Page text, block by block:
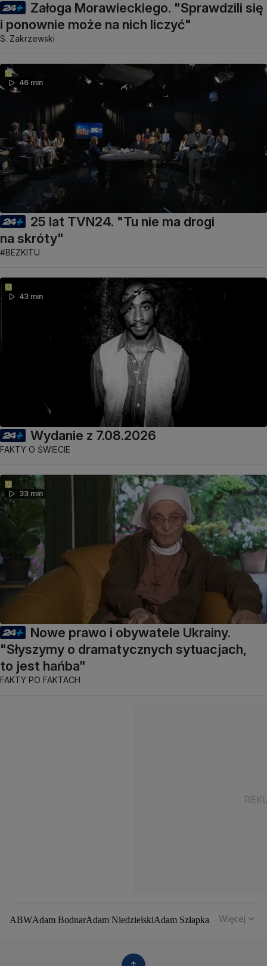
Załoga Morawieckiego. "Sprawdzili się
i ponownie może na nich liczyć"
S. Zakrzewski
46 min
25 lat TVN24. "Tu nie ma drogi
na skróty"
#BEZKITU
43 min
Wydanie z 7.08.2026
FAKTY O ŚWIECIE
33 min
Nowe prawo i obywatele Ukrainy.
"Słyszymy o dramatycznych sytuacjach,
to jest hańba"
FAKTY PO FAKTACH
ABWAdam BodnarAdam NiedzielskiAdam Szłapka
Aleksander Kwaśniewski
Więcej